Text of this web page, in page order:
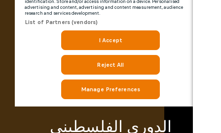
الدوري الفلسطيني